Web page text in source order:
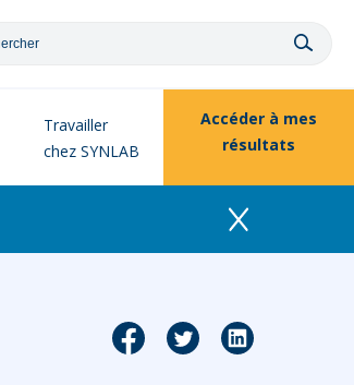
Travailler
chez SYNLAB
Accéder à mes
résultats